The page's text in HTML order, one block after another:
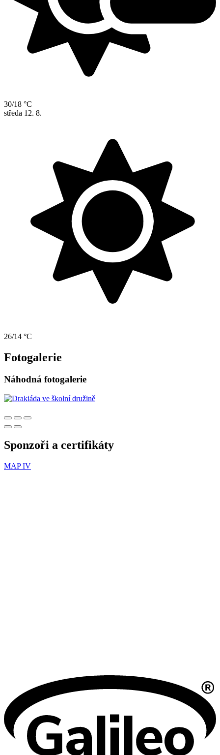
30/18 °C
středa 12. 8.
26/14 °C
Fotogalerie
Náhodná fotogalerie
Sponzoři a certifikáty
MAP IV